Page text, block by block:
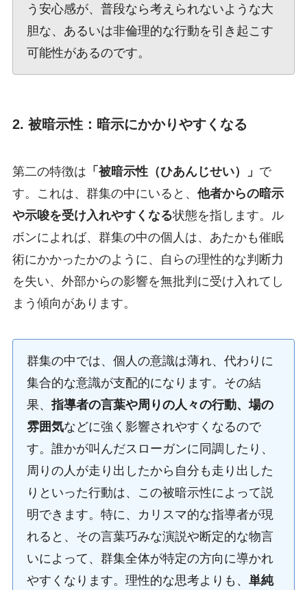
う安心感が、普段なら考えられないような大
胆な、あるいは非倫理的な行動を引き起こす
可能性があるのです。
2. 被暗示性：暗示にかかりやすくなる
第二の特徴は 「被暗示性（ひあんじせい）」 で
す。これは、群集の中にいると、 他者からの暗示
や示唆を受け入れやすくなる状態を指します。ル
ボンによれば、群集の中の個人は、あたかも催眠
術にかかったかのように、自らの理性的な判断力
を失い、外部からの影響を無批判に受け入れてし
まう傾向があります。
群集の中では、個人の意識は薄れ、代わりに
集合的な意識が支配的になります。その結
果、 指導者の言葉や周りの人々の行動、場の
雰囲気などに強く影響されやすくなるので
す。誰かが叫んだスローガンに同調したり、
周りの人が走り出したから自分も走り出した
りといった行動は、この被暗示性によって説
明できます。特に、カリスマ的な指導者が現
れると、その言葉巧みな演説や断定的な物言
いによって、群集全体が特定の方向に導かれ
やすくなります。理性的な思考よりも、 単純